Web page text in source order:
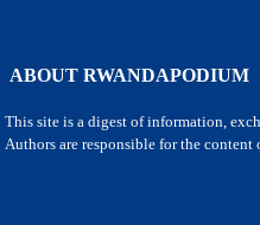
ABOUT RWANDAPODIUM
This site is a digest of information,
Authors are responsible for the content